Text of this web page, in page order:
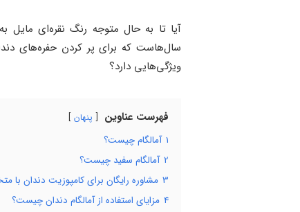
آیا تا به حال متوجه رنگ نقره‌ای مایل
سال‌هاست که برای پر کردن حفره‌های
ویژگی‌هایی دارد؟
فهرست عناوین پنهان
1 آمالگام چیست؟
2 آمالگام سفید چیست؟
3 مشاوره رایگان برای کامپوزیت دندان
4 مزایای استفاده از آمالگام دندان چیست؟